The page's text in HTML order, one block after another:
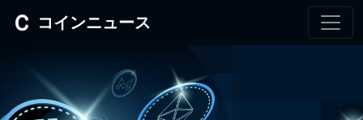
コインニュース